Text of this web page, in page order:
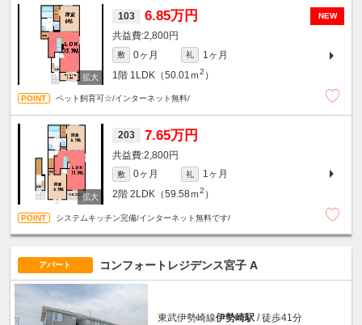
NEW
103 6.85万円
2,800円
敷 0ヶ月 礼
1ヶ月
1階 1LDK（50.01ｍ2 ）
ペット飼育可☆/インターネット無料/
203 7.65万円
2,800円
敷 0ヶ月 礼
1ヶ月
2階 2LDK（59.58ｍ2 ）
システムキッチン完備/インターネット無料です/
アパート コンフォートレジデンス宮子 A
東武伊勢崎線伊勢崎駅 / 徒歩41分